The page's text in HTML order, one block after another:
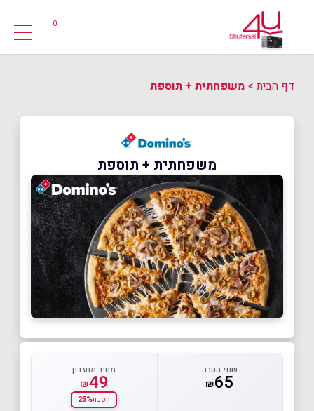
0
דף הבית> משפחתית + תוספת
משפחתית + תוספת
שווי הטבה
₪65
מחיר מועדון
₪49
חסכת25%